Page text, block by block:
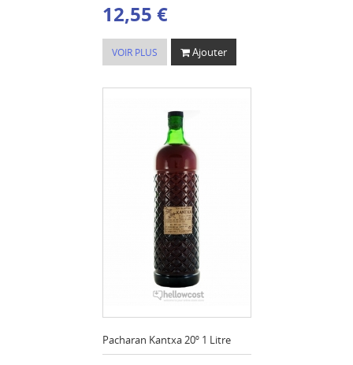
12,55 €
VOIR PLUS Ajouter
Pacharan Kantxa 20º 1 Litre